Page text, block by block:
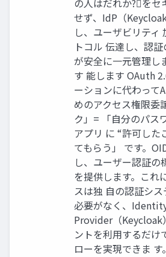
の人はだれか?をセ
せず、IdP（
し、ユーザビリティ
トコル 伝達し、認
が安全に一元管理し
す 能します OAuth
ーションに代わって
めのアクセス権限委
ク」= 「自分のパス
アプリ に “許可した
てもらう」 です。
し、ユーザー認証の
を提供します。これ
スは独 自の認証シ
必要がなく、
Provider（Keycloak
ントを利用するだけ
ローを実現できま す。